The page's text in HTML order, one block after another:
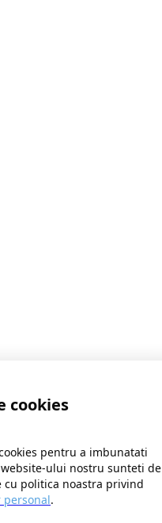
cookies
pentru a imbunatati
ului nostru sunteti de
cu politica noastra privind
personal.